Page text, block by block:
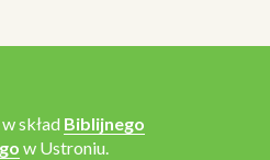
skład Biblijnego
w Ustroniu.